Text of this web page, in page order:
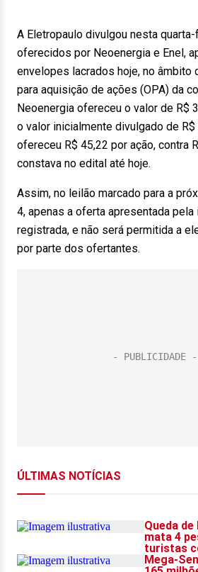
A Eletropaulo divulgou nesta
oferecidos por Neoenergia e Enel,
envelopes lacrados hoje, no âmbito
para aquisição de ações (OPA) da
Neoenergia ofereceu o valor de R$
o valor inicialmente divulgado de R$
ofereceu R$ 45,22 por ação, contra
constava no edital até hoje.
Assim, no leilão marcado para a
4, apenas a oferta apresentada pela
registrada, e não será permitida a
por parte dos ofertantes.